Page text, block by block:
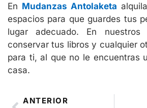
En Mudanzas Antolaketa
espacios para que guardes tus
lugar adecuado. En nuestros
conservar tus libros y cualquier
para ti, al que no le encuentras
casa.
ANTERIOR